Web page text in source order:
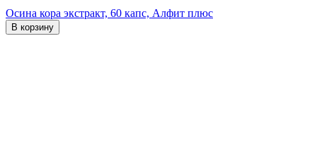
Осина кора экстракт, 60 капс, Алфит плюс
В корзину